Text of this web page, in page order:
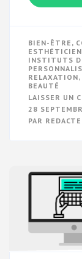
BIEN-ÊTRE ,
INSTITUTS
RELAXATION,
BEAUTÉ
LAISSER UN
28
PAR